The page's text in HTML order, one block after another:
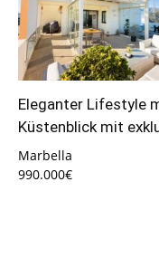
Eleganter Lifestyle
Küstenblick mit
Marbella
990.000€